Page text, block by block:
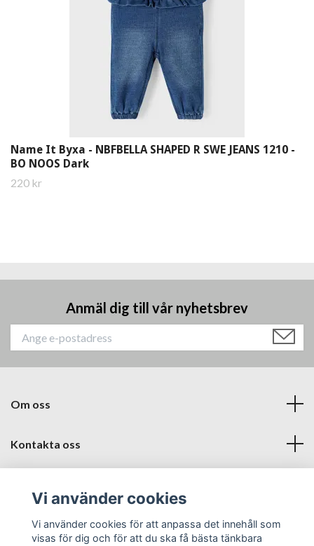
Name It Byxa - NBFBELLA SHAPED R SWE JEANS 1210 -
BO NOOS Dark
220 kr
Anmäl dig till vår nyhetsbrev
Om oss
Kontakta oss
Sociala medier
Vi använder cookies
Vi använder cookies för att anpassa det innehåll som
visas för dig och för att du ska få bästa tänkbara